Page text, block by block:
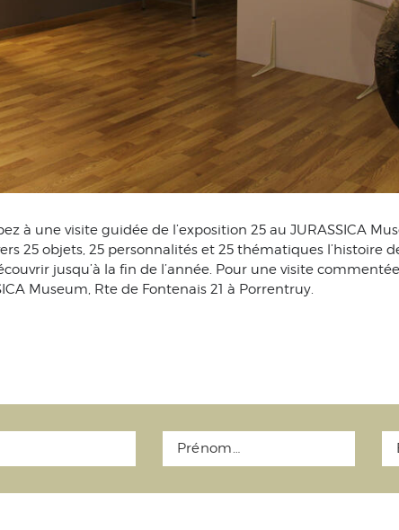
à une visite guidée de l’exposition 25 au JURASSICA
25 objets, 25 personnalités et 25 thématiques l’histoire
jusqu’à la fin de l’année. Pour une visite
Museum, Rte de Fontenais 21 à Porrentruy.